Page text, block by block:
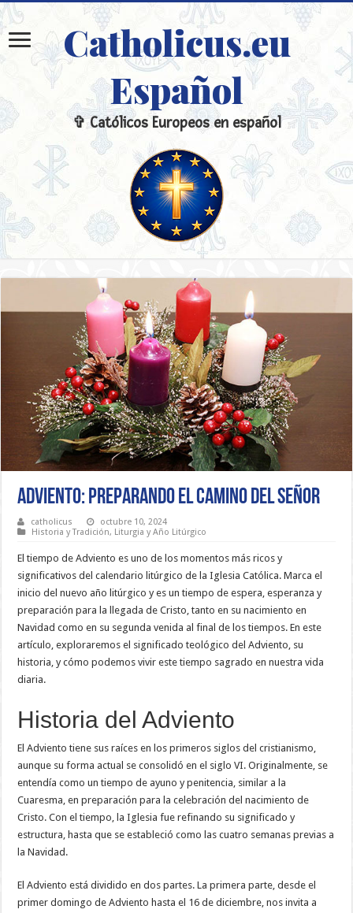
Catholicus.eu
Español
✞ Católicos Europeos en español
Adviento: Preparando el Camino del Señor
catholicus
octubre 10, 2024
Historia y Tradición, Liturgia y Año Litúrgico
El tiempo de Adviento es uno de los momentos más ricos y
significativos del calendario litúrgico de la Iglesia Católica. Marca el
inicio del nuevo año litúrgico y es un tiempo de espera, esperanza y
preparación para la llegada de Cristo, tanto en su nacimiento en
Navidad como en su segunda venida al final de los tiempos. En este
artículo, exploraremos el significado teológico del Adviento, su
historia, y cómo podemos vivir este tiempo sagrado en nuestra vida
diaria.
Historia del Adviento
El Adviento tiene sus raíces en los primeros siglos del cristianismo,
aunque su forma actual se consolidó en el siglo VI. Originalmente, se
entendía como un tiempo de ayuno y penitencia, similar a la
Cuaresma, en preparación para la celebración del nacimiento de
Cristo. Con el tiempo, la Iglesia fue refinando su significado y
estructura, hasta que se estableció como las cuatro semanas previas a
la Navidad.
El Adviento está dividido en dos partes. La primera parte, desde el
primer domingo de Adviento hasta el 16 de diciembre, nos invita a